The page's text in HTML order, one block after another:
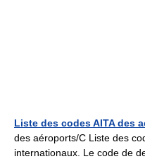
Liste des codes AITA des
des aéroports/C Liste des
internationaux. Le code de